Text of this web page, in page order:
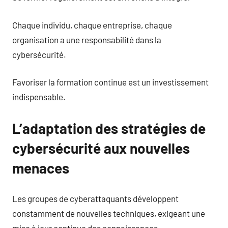
Chaque individu, chaque entreprise, chaque
organisation a une responsabilité dans la
cybersécurité.
Favoriser la formation continue est un investissement
indispensable.
L’adaptation des stratégies de
cybersécurité aux nouvelles
menaces
Les groupes de cyberattaquants développent
constamment de nouvelles techniques, exigeant une